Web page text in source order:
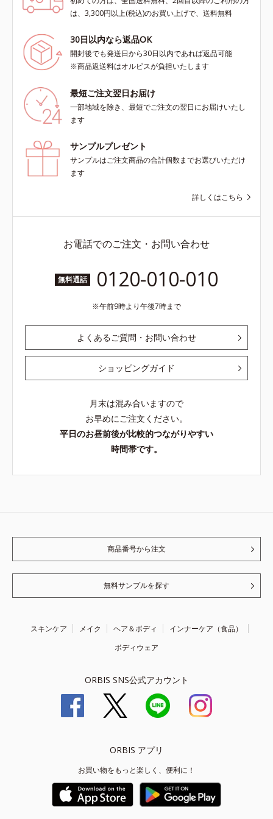
は、3,300円以上(税込)のお買い上げで、送料無料
30日以内なら返品OK
開封後でも発送日から30日以内であれば返品可能
※商品返送料はオルビスが負担いたします
最短ご注文翌日お届け
一部地域を除き、最短でご注文の翌日にお届けいたし
ます
サンプルプレゼント
サンプルはご注文商品の合計個数までお選びいただけ
ます
詳しくはこちら
お電話でのご注文・お問い合わせ
無料通話 0120-010-010
午前9時より午後7時まで
よくあるご質問・お問い合わせ
ショッピングガイド
月末は混み合いますので
お早めにご注文ください。
平日のお昼前後が比較的つながりやすい
時間帯です。
商品番号から注文
無料サンプルを探す
スキンケア メイク ヘア＆ボディ
インナーケア（食品）
ボディウェア
ORBIS SNS公式アカウント
ORBIS アプリ
お買い物をもっと楽しく、便利に！